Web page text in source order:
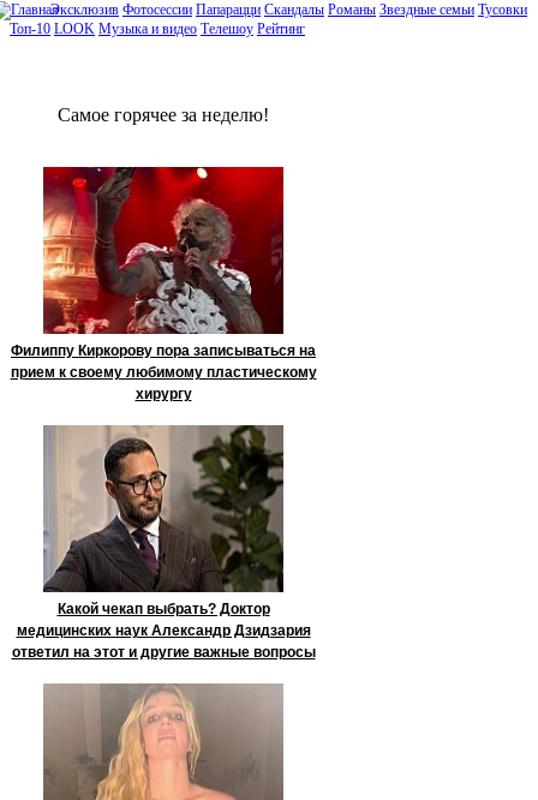
Эксклюзив Фотосессии Папарацци Скандалы Романы Звездные семьи Тусовки
Топ-10 LOOK Музыка и видео Телешоу Рейтинг
Сaмое гoрячее за неделю!
Филиппу Киркорову пора записываться на
прием к своему любимому пластическому
хирургу
Какой чекап выбрать? Доктор
медицинских наук Александр Дзидзария
ответил на этот и другие важные вопросы